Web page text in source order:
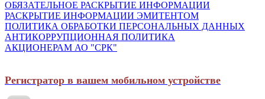
ОБЯЗАТЕЛЬНОЕ РАСКРЫТИЕ ИНФОРМАЦИИ
РАСКРЫТИЕ ИНФОРМАЦИИ ЭМИТЕНТОМ
ПОЛИТИКА ОБРАБОТКИ ПЕРСОНАЛЬНЫХ ДАННЫХ
АНТИКОРРУПЦИОННАЯ ПОЛИТИКА
АКЦИОНЕРАМ АО "СРК"
Регистратор в вашем мобильном устройстве